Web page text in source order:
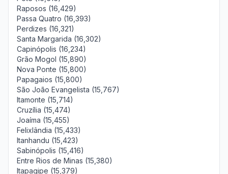
Raposos (16,429)
Passa Quatro (16,393)
Perdizes (16,321)
Santa Margarida (16,302)
Capinópolis (16,234)
Grão Mogol (15,890)
Nova Ponte (15,800)
Papagaios (15,800)
São João Evangelista (15,767)
Itamonte (15,714)
Cruzília (15,474)
Joaíma (15,455)
Felixlândia (15,433)
Itanhandu (15,423)
Sabinópolis (15,416)
Entre Rios de Minas (15,380)
Itapagipe (15,379)